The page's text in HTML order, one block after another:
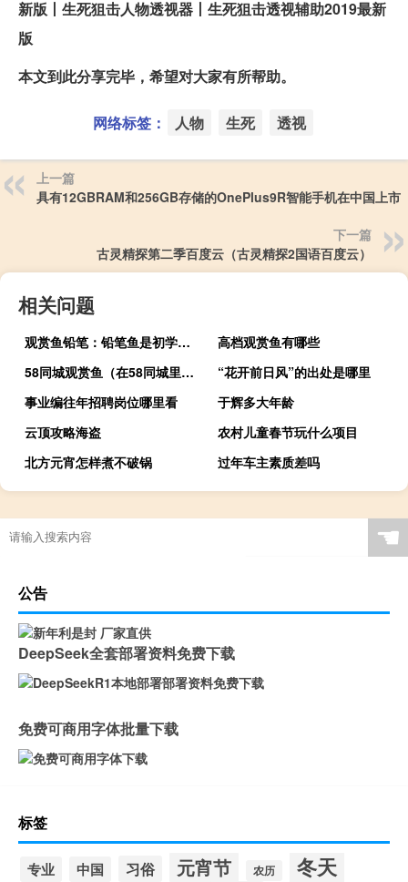
新版丨生死狙击人物透视器丨生死狙击透视辅助2019最新
版
本文到此分享完毕，希望对大家有所帮助。
网络标签： 人物 生死 透视
上一篇
具有12GBRAM和256GB存储的OnePlus9R智能手机在中国上市
下一篇
古灵精探第二季百度云（古灵精探2国语百度云）
相关问题
观赏鱼铅笔：铅笔鱼是初学者比较容易饲养的观赏鱼
高档观赏鱼有哪些
58同城观赏鱼（在58同城里在线购买观赏鱼靠谱吗？）
“花开前日风”的出处是哪里
事业编往年招聘岗位哪里看
于辉多大年龄
云顶攻略海盗
农村儿童春节玩什么项目
北方元宵怎样煮不破锅
过年车主素质差吗
今年属老龙的是多大年龄
江西吉安可提供荣事达电磁炉维修服务地址在哪
汽车资讯：福特汽车选择英国充电服务提供商爱尔兰
☚
公告
DeepSeek全套部署资料免费下载
免费可商用字体批量下载
标签
专业 中国 习俗 元宵节 农历 冬天